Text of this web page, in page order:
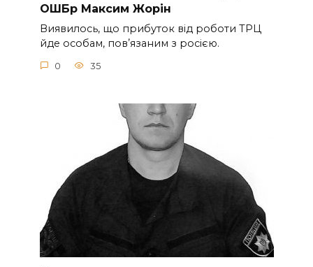
ОШБр Максим Жорін
Виявилось, що прибуток від роботи ТРЦ
йде особам, повʼязаним з росією.
0 35